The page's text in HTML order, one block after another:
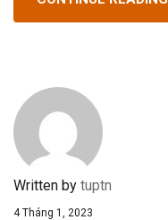
Written by tuptn
4 Tháng 1, 2023